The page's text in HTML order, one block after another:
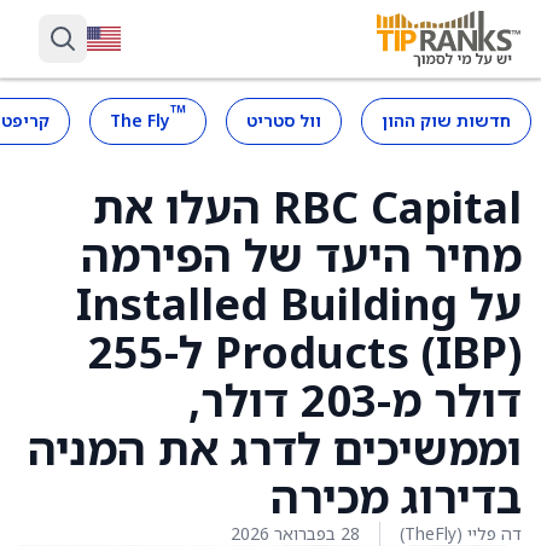
חדשות שוק ההון וול סטריט ™
The Fly
RBC Capital העלו את
מחיר היעד של הפירמה
על Installed Building
Products (IBP) ל-255
דולר מ-203 דולר,
וממשיכים לדרג את המניה
בדירוג מכירה
דה פליי (TheFly) 28 בפברואר 2026